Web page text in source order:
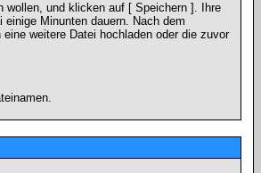
wollen, und klicken auf [ Speichern ]. Ihre
Minunten dauern. Nach dem
weitere Datei hochladen oder die zuvor